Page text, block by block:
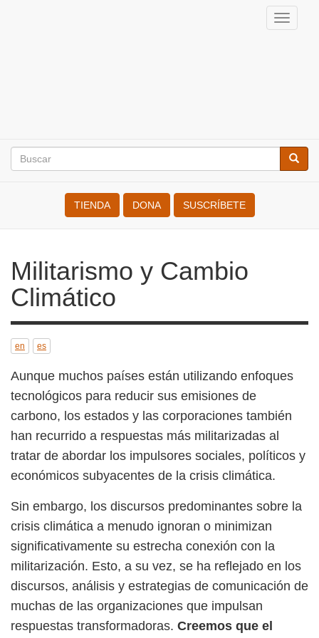
la
Guerra
Toggle
Search
Buscar Buscar
TIENDA DONA SUSCRÍBETE
Militarismo y Cambio
Climático
en es
Aunque muchos países están utilizando enfoques
tecnológicos para reducir sus emisiones de
carbono, los estados y las corporaciones también
han recurrido a respuestas más militarizadas al
tratar de abordar los impulsores sociales, políticos y
económicos subyacentes de la crisis climática.
Sin embargo, los discursos predominantes sobre la
crisis climática a menudo ignoran o minimizan
significativamente su estrecha conexión con la
militarización. Esto, a su vez, se ha reflejado en los
discursos, análisis y estrategias de comunicación de
muchas de las organizaciones que impulsan
respuestas transformadoras. Creemos que el